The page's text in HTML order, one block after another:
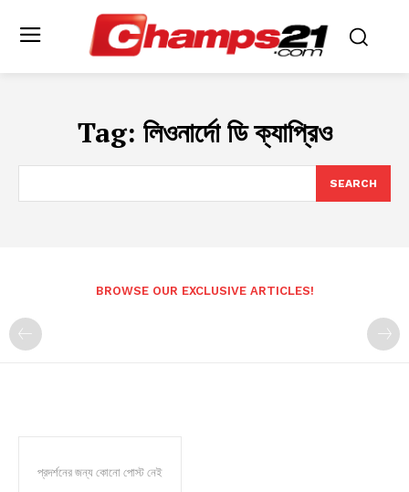
Tag: লিওনার্দো ডি ক্যাপ্রিও
SEARCH
BROWSE OUR EXCLUSIVE ARTICLES!
প্রদর্শনের জন্য কোনো পোস্ট নেই